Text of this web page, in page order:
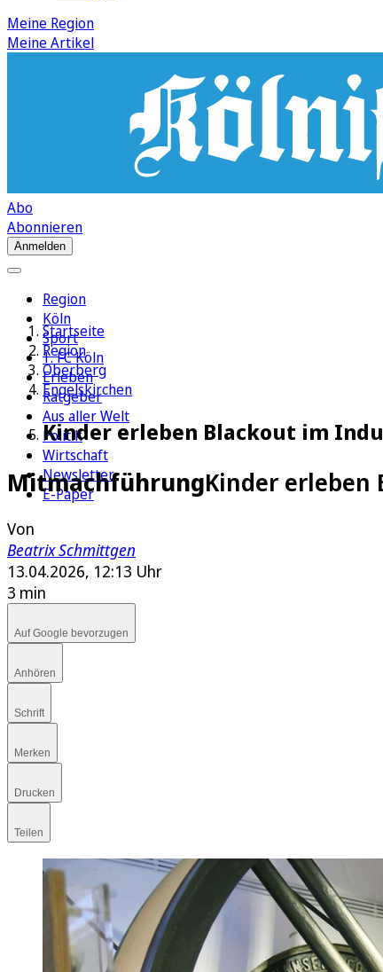
Meine Region
Meine Artikel
Abo
Abonnieren
Anmelden
Region
Köln
Sport
1. FC Köln
Erleben
Ratgeber
Aus aller Welt
Politik
Wirtschaft
Newsletter
E-Paper
Startseite
Region
Oberberg
Engelskirchen
Kinder erleben Blackout im
MitmachführungKinder erleben
Von
Beatrix Schmittgen
13.04.2026, 12:13 Uhr
3 min
Auf Google bevorzugen
Anhören
Schrift
Merken
Drucken
Teilen